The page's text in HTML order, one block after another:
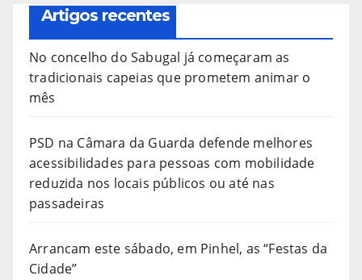
Artigos recentes
No concelho do Sabugal já começaram as
tradicionais capeias que prometem animar o
mês
PSD na Câmara da Guarda defende melhores
acessibilidades para pessoas com mobilidade
reduzida nos locais públicos ou até nas
passadeiras
Arrancam este sábado, em Pinhel, as “Festas da
Cidade”